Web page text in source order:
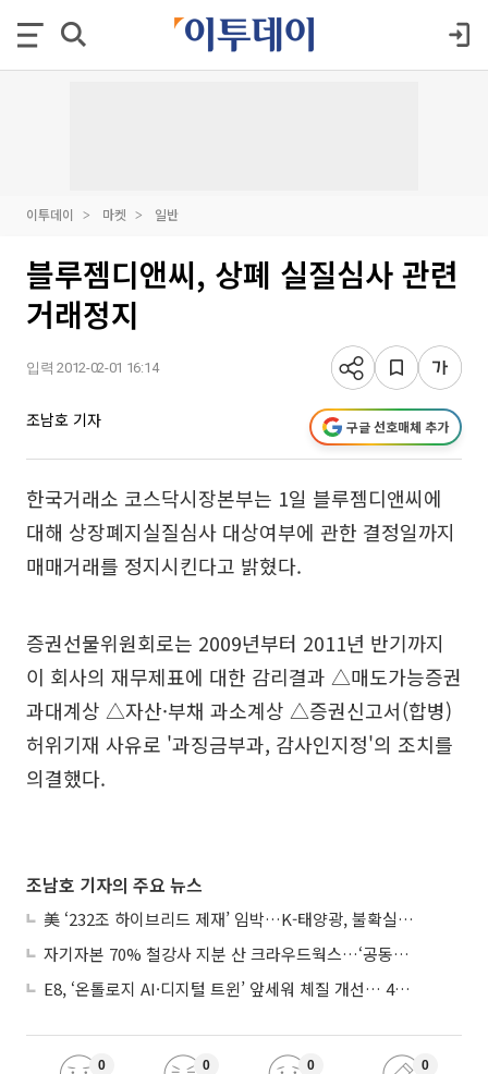
이투데이 마켓 일반
블루젬디앤씨, 상폐 실질심사 관련
거래정지
입력 2012-02-01 16:14
조남호 기자 구글 선호매체 추가
한국거래소 코스닥시장본부는 1일 블루젬디앤씨에
대해 상장폐지실질심사 대상여부에 관한 결정일까지
매매거래를 정지시킨다고 밝혔다.
증권선물위원회로는 2009년부터 2011년 반기까지
이 회사의 재무제표에 대한 감리결과 △매도가능증권
과대계상 △자산·부채 과소계상 △증권신고서(합병)
허위기재 사유로 '과징금부과, 감사인지정'의 조치를
의결했다.
조남호 기자의 주요 뉴스
美 ‘232조 하이브리드 제재’ 임박…K-태양광, 불확실성 털고 날개 다나
자기자본 70% 철강사 지분 산 크라우드웍스…‘공동경영’으로 AI 시너지 낼까
E8, ‘온톨로지 AI·디지털 트윈’ 앞세워 체질 개선… 4분기 흑자전환 총력
0 0 0 0